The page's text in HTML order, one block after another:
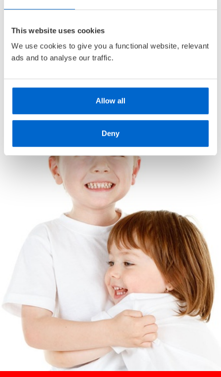
This website uses cookies
We use cookies to give you a functional website, relevant
ads and to analyse our traffic.
Allow all
Deny
• Velkomstpakke
• Gratis medlemsblad
• Unikemedlemskupp med opptil 80 % rabatt